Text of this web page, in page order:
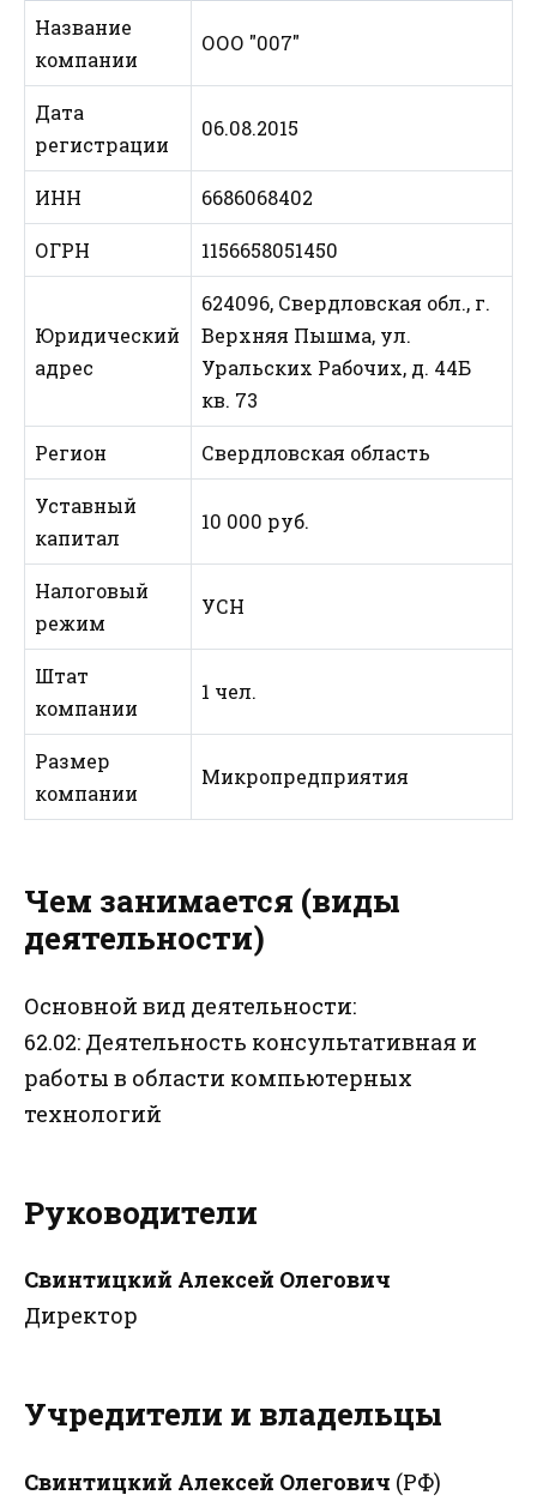
Название
компании
ООО "007"
Дата
регистрации
06.08.2015
ИНН 6686068402
ОГРН 1156658051450
Юридический
адрес
624096, Свердловская обл., г.
Верхняя Пышма, ул.
Уральских Рабочих, д. 44Б
кв. 73
Регион Свердловская область
Уставный
капитал
10 000 руб.
Налоговый
режим
УСН
Штат
компании
1 чел.
Размер
компании
Микропредприятия
Чем занимается (виды
деятельности)
Основной вид деятельности:
62.02: Деятельность консультативная и
работы в области компьютерных
технологий
Руководители
Свинтицкий Алексей Олегович
Директор
Учредители и владельцы
Свинтицкий Алексей Олегович (РФ)